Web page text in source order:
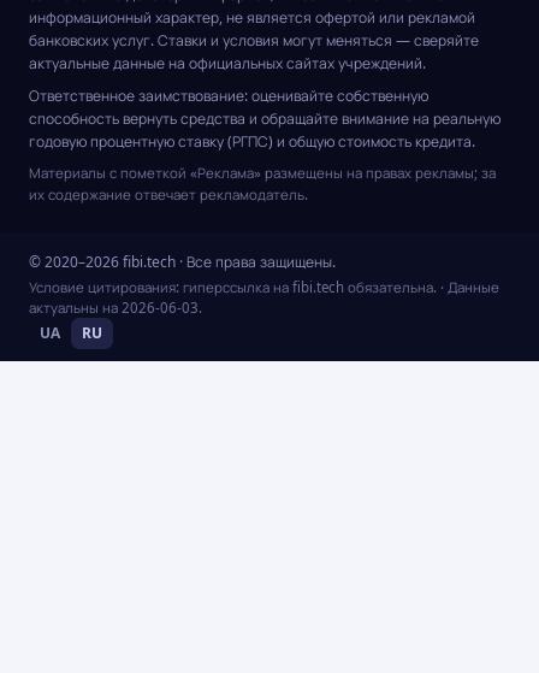
информационный характер, не является офертой или рекламой
банковских услуг. Ставки и условия могут меняться — сверяйте
актуальные данные на официальных сайтах учреждений.
Ответственное заимствование: оценивайте собственную
способность вернуть средства и обращайте внимание на реальную
годовую процентную ставку (РГПС) и общую стоимость кредита.
Материалы с пометкой «Реклама» размещены на правах рекламы; за
их содержание отвечает рекламодатель.
© 2020–2026 fibi.tech · Все права защищены.
Условие цитирования: гиперссылка на fibi.tech обязательна. · Данные
актуальны на 2026-06-03.
UA RU